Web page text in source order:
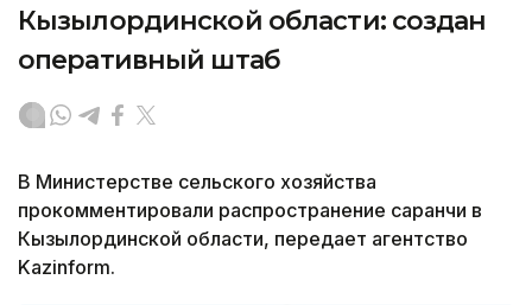
Кызылординской области: создан
оперативный штаб
В Министерстве сельского хозяйства
прокомментировали распространение саранчи в
Кызылординской области, передает агентство
Kazinform.